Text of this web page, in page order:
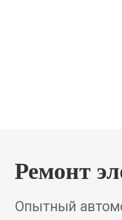
Ремонт
Опытный